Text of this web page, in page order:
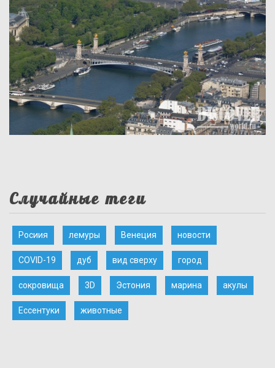
Случайные теги
Росиия лемуры Венеция новости
COVID-19 дуб вид сверху город
сокровища 3D Эстония марина акулы
Ессентуки животные